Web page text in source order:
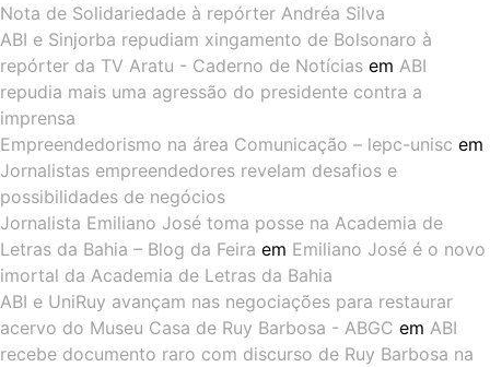
Nota de Solidariedade à repórter Andréa Silva
ABI e Sinjorba repudiam xingamento de Bolsonaro à
repórter da TV Aratu - Caderno de Notícias em ABI
repudia mais uma agressão do presidente contra a
imprensa
Empreendedorismo na área Comunicação – lepc-unisc em
Jornalistas empreendedores revelam desafios e
possibilidades de negócios
Jornalista Emiliano José toma posse na Academia de
Letras da Bahia – Blog da Feira em Emiliano José é o novo
imortal da Academia de Letras da Bahia
ABI e UniRuy avançam nas negociações para restaurar
acervo do Museu Casa de Ruy Barbosa - ABGC em ABI
recebe documento raro com discurso de Ruy Barbosa na